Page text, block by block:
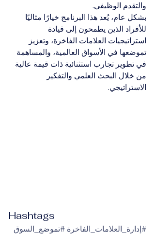
والتقدم الوظيفي.
بشكل عام، يُعد هذا البرنامج خيارًا مثاليًا
للأفراد الذين يطمحون إلى قيادة
استراتيجيات العلامات الفاخرة، وتعزيز
تموضعها في الأسواق العالمية، والمساهمة
في تطوير تجارب استثنائية ذات قيمة عالية
من خلال البحث العلمي والتفكير
الاستراتيجي.
Hashtags
#إدارة_العلامات_الفاخرة #تموضع_السوق